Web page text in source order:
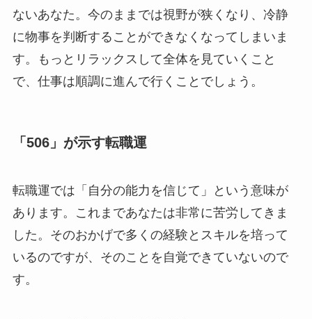
ないあなた。今のままでは視野が狭くなり、冷静
に物事を判断することができなくなってしまいま
す。もっとリラックスして全体を見ていくこと
で、仕事は順調に進んで行くことでしょう。
「506」が示す転職運
転職運では「自分の能力を信じて」という意味が
あります。これまであなたは非常に苦労してきま
した。そのおかげで多くの経験とスキルを培って
いるのですが、そのことを自覚できていないので
す。